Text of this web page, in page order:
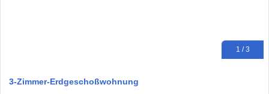
1 / 3
3-Zimmer-Erdgeschoßwohnung